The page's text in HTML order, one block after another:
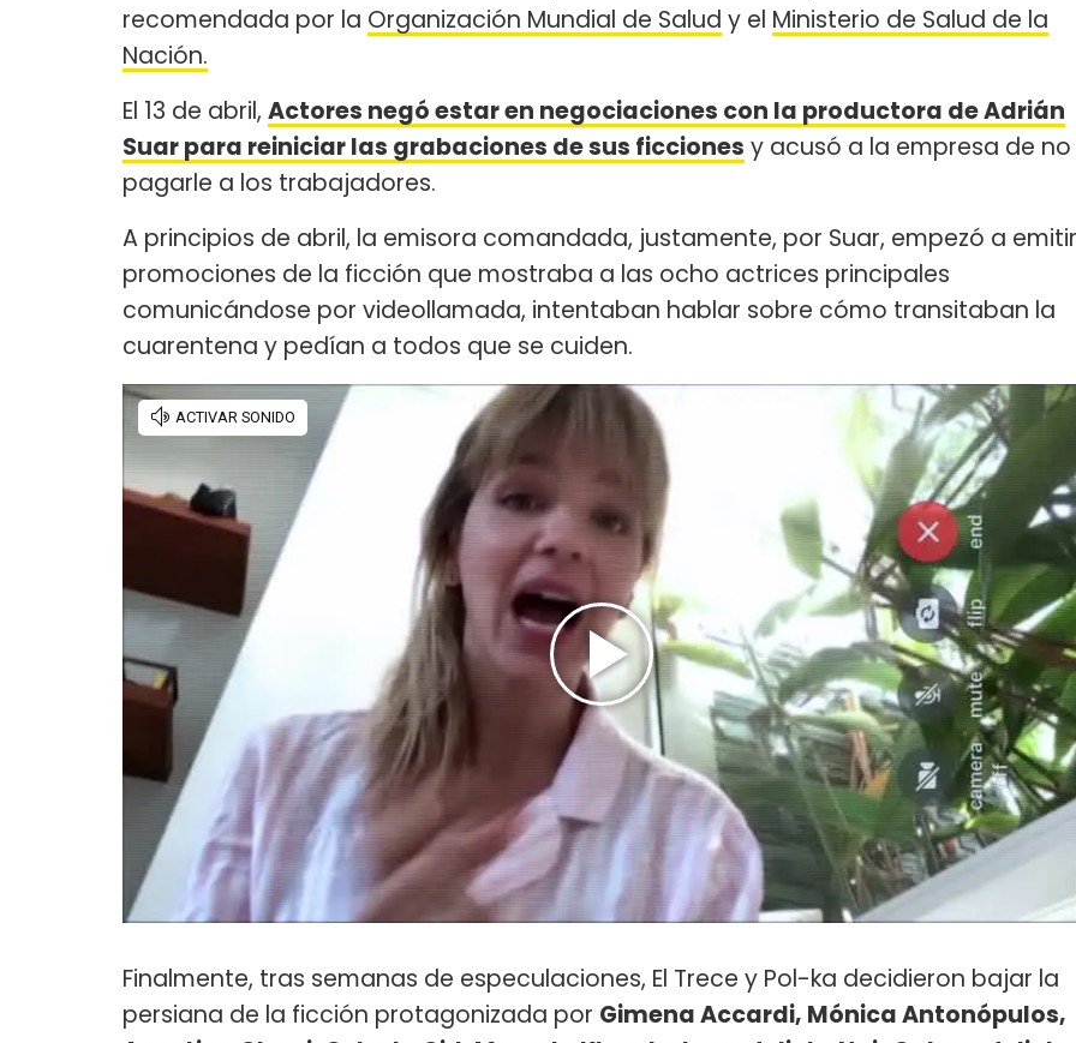
recomendada por la Organización Mundial de Salud y el Ministerio de Salud de la
Nación.
El 13 de abril, Actores negó estar en negociaciones con la productora de Adrián
Suar para reiniciar las grabaciones de sus ficciones y acusó a la empresa de no
pagarle a los trabajadores.
A principios de abril, la emisora comandada, justamente, por Suar, empezó a emitir
promociones de la ficción que mostraba a las ocho actrices principales
comunicándose por videollamada, intentaban hablar sobre cómo transitaban la
cuarentena y pedían a todos que se cuiden.
Finalmente, tras semanas de especulaciones, El Trece y Pol-ka decidieron bajar la
persiana de la ficción protagonizada por Gimena Accardi, Mónica Antonópulos,